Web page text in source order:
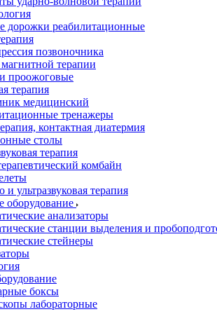
дорожки реабилитационные
позвоночника
терапии
проожоговые
терапия
медицинский
тренажеры
контактная диатермия
столы
терапия
комбайн
и ультразвуковая терапия
оборудование
анализаторы
станции выделения и
стейнеры
боксы
лабораторные